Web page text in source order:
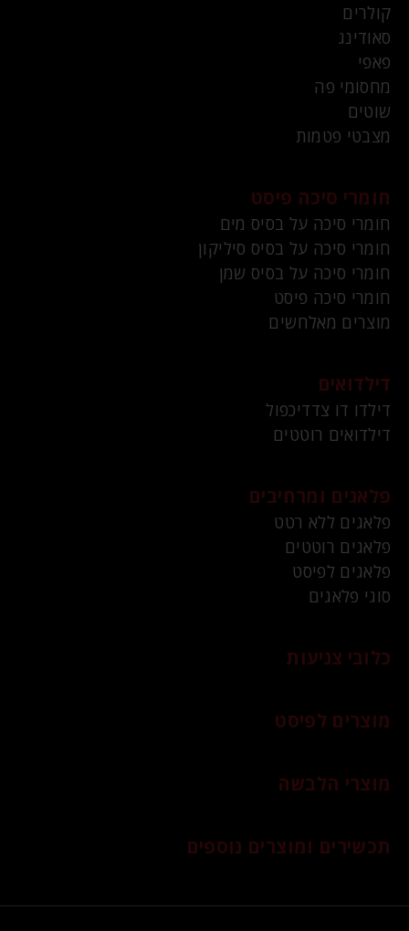
קולרים
סאודינג
פאפי
מחסומי פה
שוטים
מצבטי פטמות
חומרי סיכה פיסט
חומרי סיכה על בסיס מים
חומרי סיכה על בסיס סיליקון
חומרי סיכה על בסיס שמן
חומרי סיכה פיסט
מוצרים מאלחשים
דילדואים
דילדו דו צדדיכפול
דילדואים רוטטים
פלאגים ומרחיבים
פלאגים ללא רטט
פלאגים רוטטים
פלאגים לפיסט
סוגי פלאגים
כלובי צניעות
מוצרים לפיסט
מוצרי הלבשה
תכשירים ומוצרים נוספים